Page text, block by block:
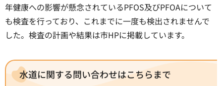
年健康への影響が懸念されているPFOS及びPFOAについて
も検査を行っており、これまでに一度も検出されませんで
した。検査の計画や結果は市HPに掲載しています。
水道に関する問い合わせはこちらまで